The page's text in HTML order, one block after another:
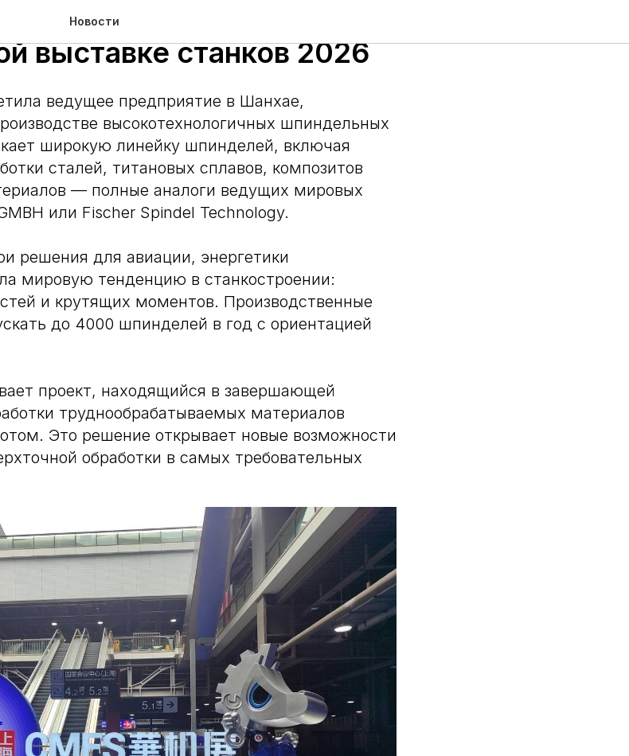
Новости
Шанхайской
выставке станков 2026
ведущее предприятие в Шанхае,
высокотехнологичных шпиндельных
широкую линейку шпинделей, включая
сталей, титановых сплавов, композитов
— полные аналоги ведущих мировых
или Fisсher Spindel Technology.
решения для авиации, энергетики
мировую тенденцию в станкостроении:
и крутящих моментов. Производственные
до 4000 шпинделей в год с ориентацией
проект, находящийся в завершающей
труднообрабатываемых материалов
Это решение открывает новые возможности
обработки в самых требовательных